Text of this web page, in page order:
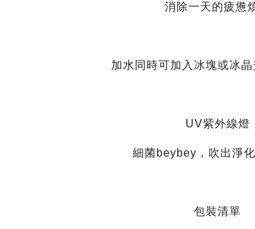
消除一天的疲憊
加水同時可加入冰塊或冰
UV紫外線燈
細菌beybey，吹出淨
包裝清單